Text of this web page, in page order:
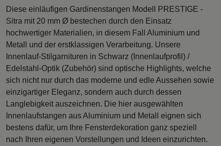
Diese einläufigen Gardinenstangen Modell PRESTIGE -
Sitra mit 20 mm Ø bestechen durch den Einsatz
hochwertiger Materialien, in diesem Fall Aluminium und
Metall und der erstklassigen Verarbeitung. Unsere
Innenlauf-Stilgarnituren in Schwarz (Innenlaufprofil) /
Edelstahl-Optik (Zubehör) sind optische Highlights, welche
sich nicht nur durch das moderne und edle Aussehen sowie
einzigartiger Eleganz, sondern auch durch dessen
Langlebigkeit auszeichnen. Die hier ausgewählten
Innenlaufstangen aus Aluminium und Metall eignen sich
bestens dafür, um Ihre Fensterdekoration ganz speziell
nach Ihren eigenen Vorstellungen und Ideen einzurichten.